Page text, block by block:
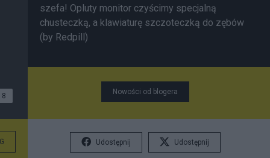
8
szefa! Opluty monitor czyścimy specjalną
chusteczką, a klawiaturę szczoteczką do zębów
(by Redpill)
Nowości od blogera
Udostępnij Udostępnij